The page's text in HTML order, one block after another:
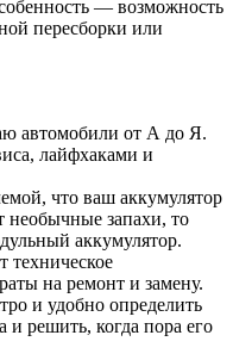
— возможность
пересборки или
автомобили от А до Я.
лайфхаками и
что ваш аккумулятор
необычные запахи, то
аккумулятор.
техническое
на ремонт и замену.
и удобно определить
и решить, когда пора его